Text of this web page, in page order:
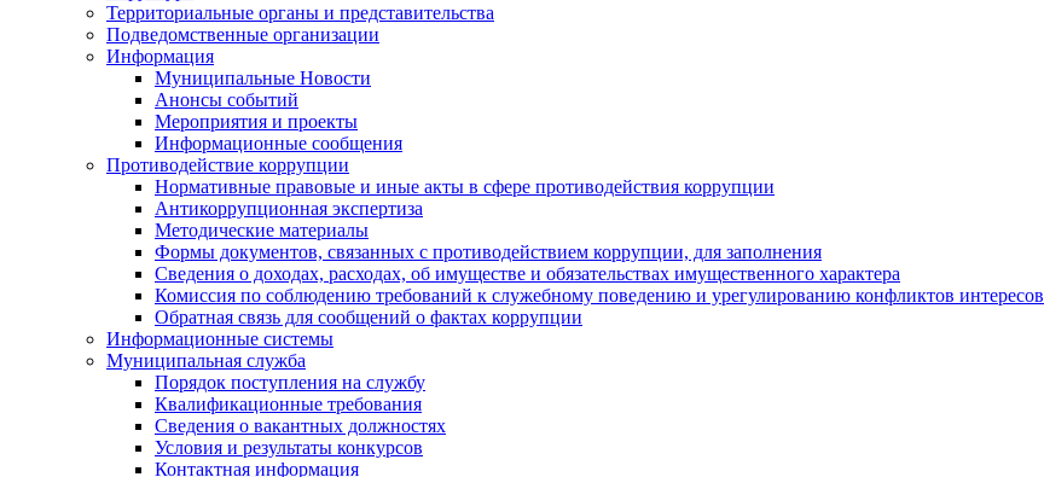
Территориальные органы и представительства
Подведомственные организации
Информация
Муниципальные Новости
Анонсы событий
Мероприятия и проекты
Информационные сообщения
Противодействие коррупции
Нормативные правовые и иные акты в сфере противодействия коррупции
Антикоррупционная экспертиза
Методические материалы
Формы документов, связанных с противодействием коррупции, для заполнения
Сведения о доходах, расходах, об имуществе и обязательствах имущественного характера
Комиссия по соблюдению требований к служебному поведению и урегулированию конфликтов интересов
Обратная связь для сообщений о фактах коррупции
Информационные системы
Муниципальная служба
Порядок поступления на службу
Квалификационные требования
Сведения о вакантных должностях
Условия и результаты конкурсов
Контактная информация